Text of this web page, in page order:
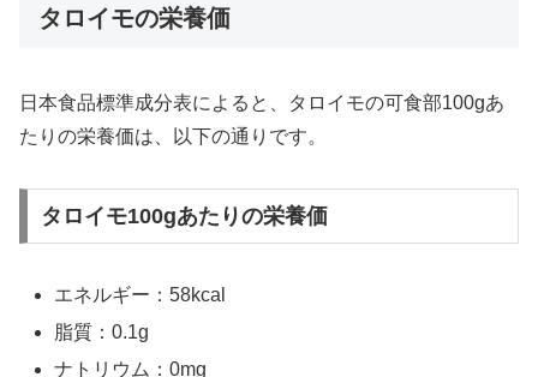
タロイモの栄養価
日本食品標準成分表によると、タロイモの可食部100gあ
たりの栄養価は、以下の通りです。
タロイモ100gあたりの栄養価
エネルギー：58kcal
脂質：0.1g
ナトリウム：0mg